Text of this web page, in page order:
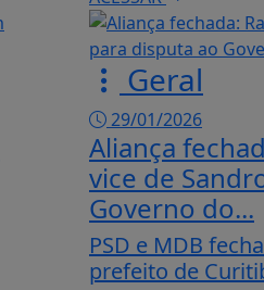
Geral
29/01/2026
Aliança
vice de
Governo do...
PSD e MDB
prefeito de